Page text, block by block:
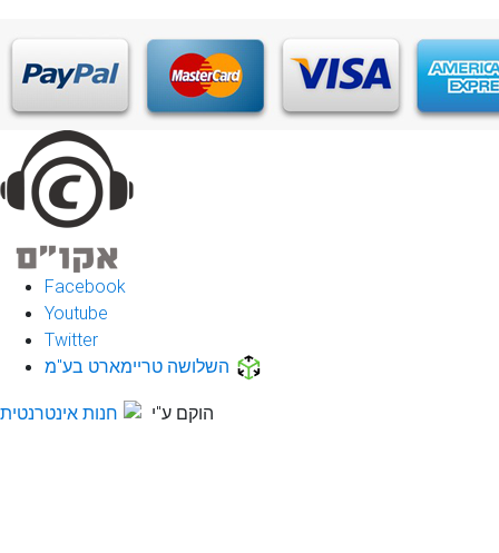
Facebook
Youtube
Twitter
השלושה טריימארט בע"מ
הוקם ע"י חנות אינטרנטית